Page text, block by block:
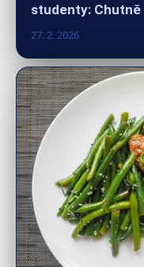
studenty: Chutně
27. 2. 2026